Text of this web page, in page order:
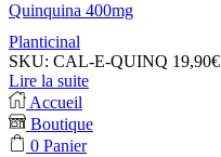
Quinquina 400mg
Planticinal
SKU: CAL-E-QUINQ 19,90€
Lire la suite
Accueil
Boutique
0 Panier